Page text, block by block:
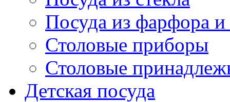
Посуда из фарфора
Столовые приборы
Столовые
Детская посуда